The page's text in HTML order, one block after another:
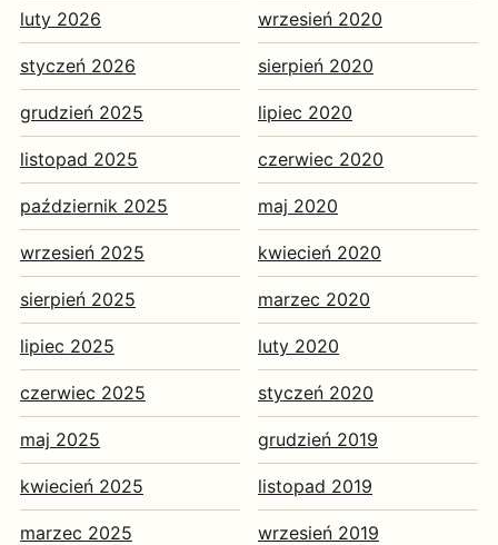
luty 2026
styczeń 2026
grudzień 2025
listopad 2025
październik 2025
wrzesień 2025
sierpień 2025
lipiec 2025
czerwiec 2025
maj 2025
kwiecień 2025
marzec 2025
wrzesień 2020
sierpień 2020
lipiec 2020
czerwiec 2020
maj 2020
kwiecień 2020
marzec 2020
luty 2020
styczeń 2020
grudzień 2019
listopad 2019
wrzesień 2019